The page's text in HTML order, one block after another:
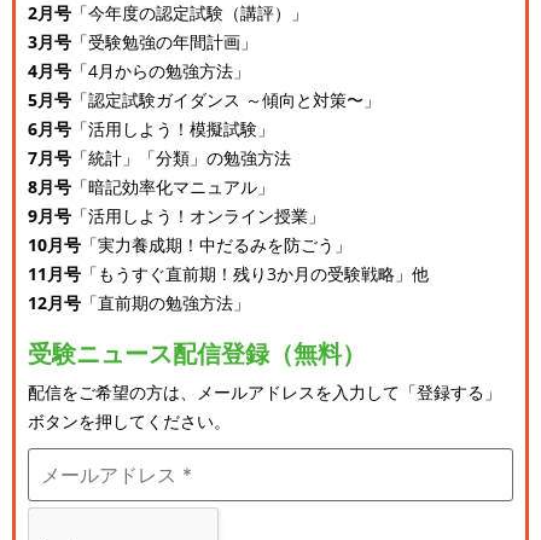
2月号 「今年度の認定試験（講評）」
3月号 「受験勉強の年間計画」
4月号 「4月からの勉強方法」
5月号 「認定試験ガイダンス ～傾向と対策〜」
6月号 「活用しよう！模擬試験」
7月号 「統計」「分類」の勉強方法
8月号 「暗記効率化マニュアル」
9月号 「活用しよう！オンライン授業」
10月号 「実力養成期！中だるみを防ごう」
11月号 「もうすぐ直前期！残り3か月の受験戦略」他
12月号 「直前期の勉強方法」
受験ニュース配信登録（無料）
配信をご希望の方は、メールアドレスを入力して「登録する」
ボタンを押してください。